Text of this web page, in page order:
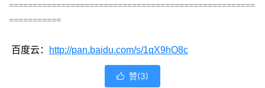
====================================================
===========
百度云： http://pan.baidu.com/s/1qX9hO8c
 赞(3)